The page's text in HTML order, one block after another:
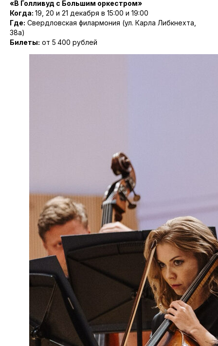
«В Голливуд с Большим оркестром»
Когда: 19, 20 и 21 декабря в 15:00 и 19:00
Где: Свердловская филармония (ул. Карла Либкнехта,
38а)
Билеты: от 5 400 рублей